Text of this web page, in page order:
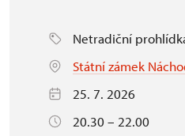
Netradiční
Státní zámek
25. 7. 2026
20.30 – 22.00